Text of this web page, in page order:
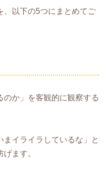
、以下の5つにまとめてご
のか」を客観的に観察する
イライラしているな」と
ます。